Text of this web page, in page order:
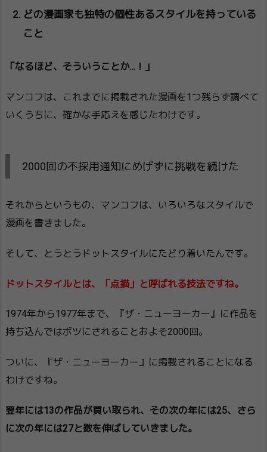
どの漫画家も独特の個性あるスタイルを持っている
こと
「なるほど、そういうことか…！」
マンコフは、これまでに掲載された漫画を1つ残らず調べて
いくうちに、確かな手応えを感じたわけです。
2000回の不採用通知にめげずに挑戦を続けた
それからというもの、マンコフは、いろいろなスタイルで
漫画を書きました。
そして、とうとうドットスタイルにたどり着いたんです。
ドットスタイルとは、「点描」と呼ばれる技法ですね。
1974年から1977年まで、『ザ・ニューヨーカー』に作品を
持ち込んではボツにされることおよそ2000回。
ついに、『ザ・ニューヨーカー』に掲載されることになる
わけですね。
翌年には13の作品が買い取られ、その次の年には25、さら
に次の年には27と数を伸ばしていきました。